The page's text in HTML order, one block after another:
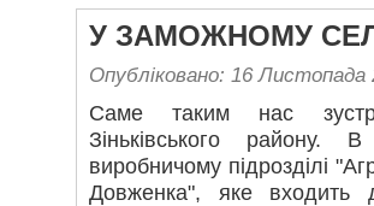
У ЗАМОЖНОМУ
Опубліковано: 16 Листопада
Саме таким нас
Зіньківського району.
виробничому підрозділі
Довженка", яке входить